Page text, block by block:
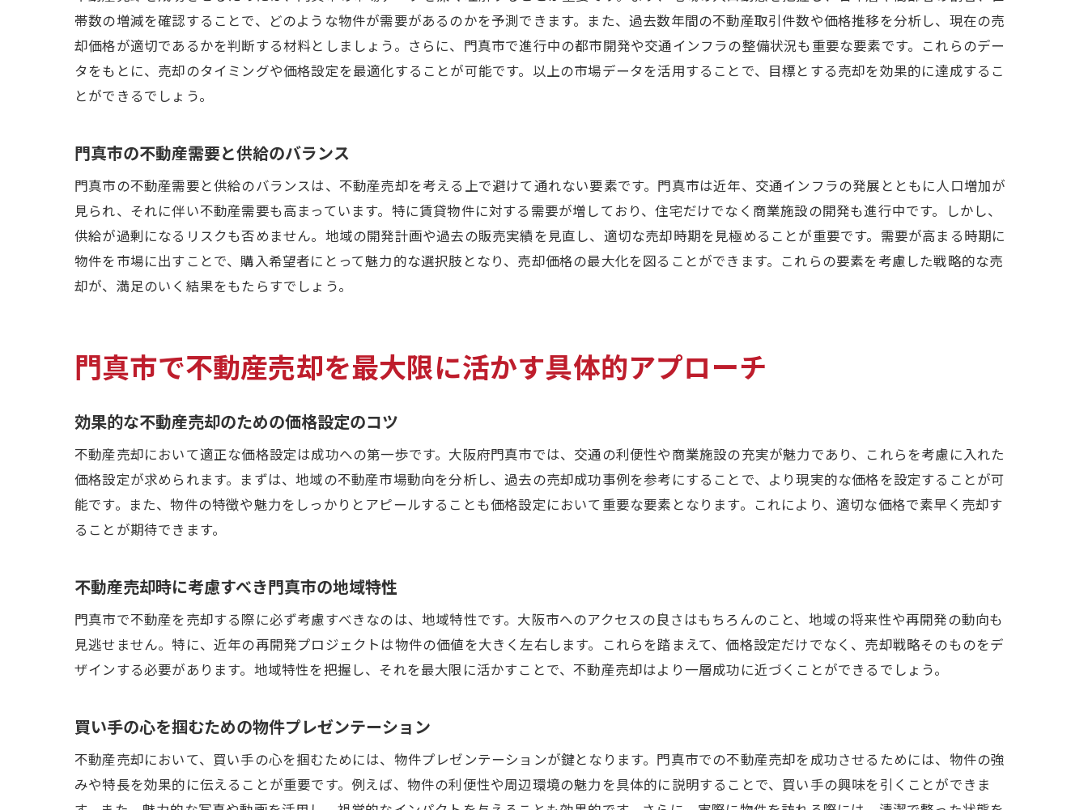
門真市の交通アクセスが売却に与える影響
地域の生活環境を強調した売却アプローチ
近隣施設と連携したプロモーション活動
納得のいく不動産売却を実現するためのヒント
売却プロセスでのコミュニケーションの重要性
価格交渉を成功させるための戦略
買い手の心理を理解するためのヒント
門真市で不動産売却を成功に導くステップバイステップガイド
売却準備から成功までの流れを徹底解説
不動産売却の各ステップで気をつけるべきポイント
購入希望者を引き付けるための各ステージの戦略
売却プロセスを効率的に進めるテクニック
帯数の増減を確認することで、どのような物件が需要があるのかを予測できます。また、過去数年間の不動産取引件数や価格推移を分析し、現在の売
却価格が適切であるかを判断する材料としましょう。さらに、門真市で進行中の都市開発や交通インフラの整備状況も重要な要素です。これらのデー
タをもとに、売却のタイミングや価格設定を最適化することが可能です。以上の市場データを活用することで、目標とする売却を効果的に達成するこ
とができるでしょう。
門真市の不動産需要と供給のバランス
門真市の不動産需要と供給のバランスは、不動産売却を考える上で避けて通れない要素です。門真市は近年、交通インフラの発展とともに人口増加が
見られ、それに伴い不動産需要も高まっています。特に賃貸物件に対する需要が増しており、住宅だけでなく商業施設の開発も進行中です。しかし、
供給が過剰になるリスクも否めません。地域の開発計画や過去の販売実績を見直し、適切な売却時期を見極めることが重要です。需要が高まる時期に
物件を市場に出すことで、購入希望者にとって魅力的な選択肢となり、売却価格の最大化を図ることができます。これらの要素を考慮した戦略的な売
却が、満足のいく結果をもたらすでしょう。
門真市で不動産売却を最大限に活かす具体的アプローチ
効果的な不動産売却のための価格設定のコツ
不動産売却において適正な価格設定は成功への第一歩です。大阪府門真市では、交通の利便性や商業施設の充実が魅力であり、これらを考慮に入れた
価格設定が求められます。まずは、地域の不動産市場動向を分析し、過去の売却成功事例を参考にすることで、より現実的な価格を設定することが可
能です。また、物件の特徴や魅力をしっかりとアピールすることも価格設定において重要な要素となります。これにより、適切な価格で素早く売却す
ることが期待できます。
不動産売却時に考慮すべき門真市の地域特性
門真市で不動産を売却する際に必ず考慮すべきなのは、地域特性です。大阪市へのアクセスの良さはもちろんのこと、地域の将来性や再開発の動向も
見逃せません。特に、近年の再開発プロジェクトは物件の価値を大きく左右します。これらを踏まえて、価格設定だけでなく、売却戦略そのものをデ
ザインする必要があります。地域特性を把握し、それを最大限に活かすことで、不動産売却はより一層成功に近づくことができるでしょう。
買い手の心を掴むための物件プレゼンテーション
不動産売却において、買い手の心を掴むためには、物件プレゼンテーションが鍵となります。門真市での不動産売却を成功させるためには、物件の強
みや特長を効果的に伝えることが重要です。例えば、物件の利便性や周辺環境の魅力を具体的に説明することで、買い手の興味を引くことができま